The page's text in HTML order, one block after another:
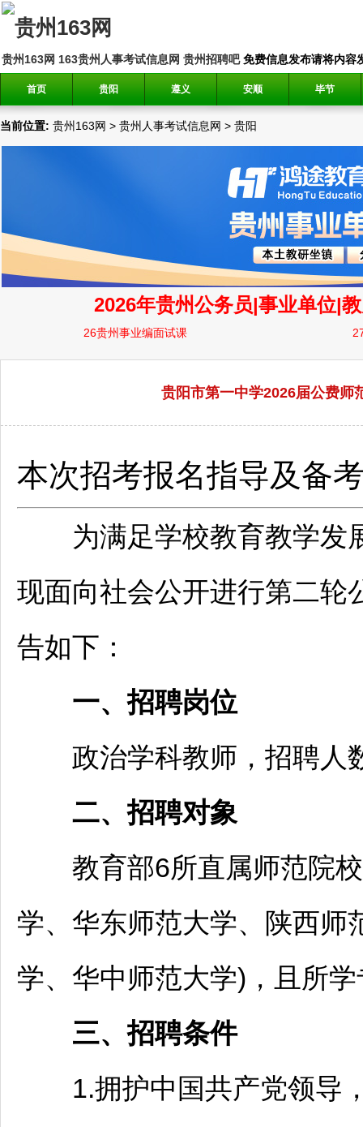
贵州163网 163贵州人事考试信息网 贵州招聘吧免费信息发布请将内容
首页 贵阳 遵义 安顺 毕节
当前位置: 贵州163网 > 贵州人事考试信息网 > 贵阳
贵阳市第一中学2026届公费师
本次招考报名指导及备
为满足学校教育教学发
现面向社会公开进行第二轮
告如下：
一、招聘岗位
政治学科教师 ， 招聘人
二、招聘对象
教育部6所直属师范院校
学、华东师范大学、陕西师
学、华中师范大学)，且所
三、招聘条件
1.拥护中国共产党领导，